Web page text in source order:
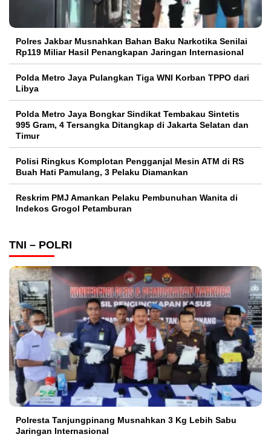
Polres Jakbar Musnahkan Bahan Baku Narkotika Senilai
Rp119 Miliar Hasil Penangkapan Jaringan Internasional
Polda Metro Jaya Pulangkan Tiga WNI Korban TPPO dari
Libya
Polda Metro Jaya Bongkar Sindikat Tembakau Sintetis
995 Gram, 4 Tersangka Ditangkap di Jakarta Selatan dan
Timur
Polisi Ringkus Komplotan Pengganjal Mesin ATM di RS
Buah Hati Pamulang, 3 Pelaku Diamankan
Reskrim PMJ Amankan Pelaku Pembunuhan Wanita di
Indekos Grogol Petamburan
TNI – POLRI
Polresta Tanjungpinang Musnahkan 3 Kg Lebih Sabu
Jaringan Internasional